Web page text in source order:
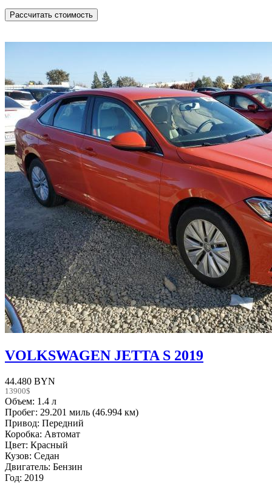
VOLKSWAGEN JETTA S 2019
44.480 BYN
13900$
Объем: 1.4 л
Пробег: 29.201 миль (46.994 км)
Привод: Передний
Коробка: Автомат
Цвет: Красный
Кузов: Седан
Двигатель: Бензин
Год: 2019